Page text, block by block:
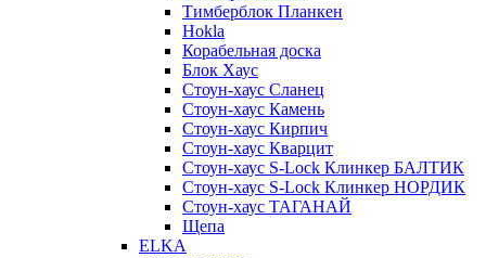
Тимберблок Планкен
Hokla
Корабельная доска
Блок Хаус
Стоун-хаус Сланец
Стоун-хаус Камень
Стоун-хаус Кирпич
Стоун-хаус Кварцит
Стоун-хаус S-Lock Клинкер БАЛТИК
Стоун-хаус S-Lock Клинкер НОРДИК
Стоун-хаус ТАГАНАЙ
Щепа
ELKA